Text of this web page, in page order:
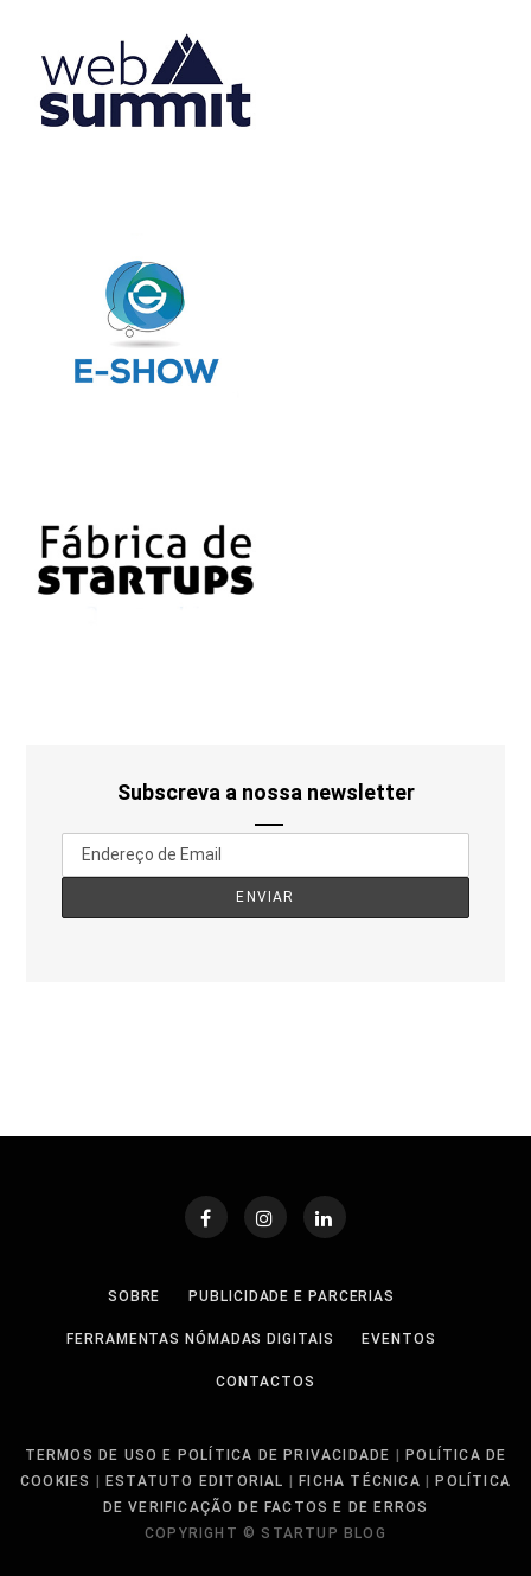
Subscreva a nossa newsletter
SOBRE PUBLICIDADE E PARCERIAS
FERRAMENTAS NÓMADAS DIGITAIS EVENTOS
CONTACTOS
TERMOS DE USO E POLÍTICA DE PRIVACIDADE |POLÍTICA DE
COOKIES | ESTATUTO EDITORIAL |FICHA TÉCNICA |POLÍTICA
DE VERIFICAÇÃO DE FACTOS E DE ERROS
COPYRIGHT © STARTUP BLOG